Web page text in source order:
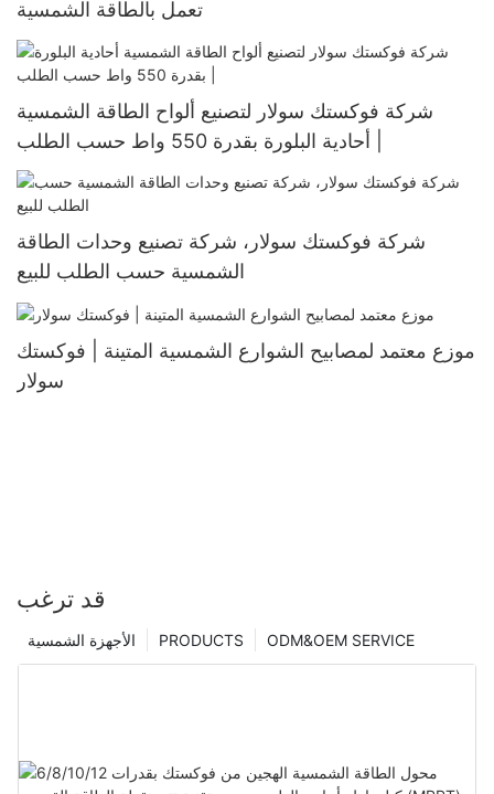
تعمل بالطاقة الشمسية
شركة فوكستك سولار لتصنيع ألواح الطاقة الشمسية
شركة فوكستك سولار، شركة تصنيع وحدات الطاقة
الشمسية حسب الطلب للبيع
موزع معتمد لمصابيح الشوارع الشمسية المتينة | فوكستك
سولار
قد ترغب
ODM&OEM SERVICE
PRODUCTS الأجهزة الشمسية